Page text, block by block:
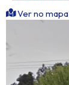
Ver no mapa